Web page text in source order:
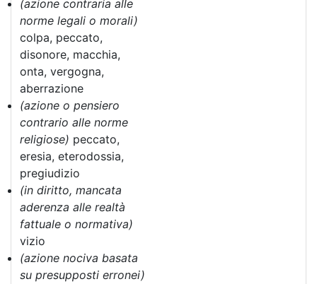
(azione contraria alle
norme legali o morali)
colpa, peccato,
disonore, macchia,
onta, vergogna,
aberrazione
(azione o pensiero
contrario alle norme
religiose) peccato,
eresia, eterodossia,
pregiudizio
(in diritto, mancata
aderenza alle realtà
fattuale o normativa)
vizio
(azione nociva basata
su presupposti erronei)